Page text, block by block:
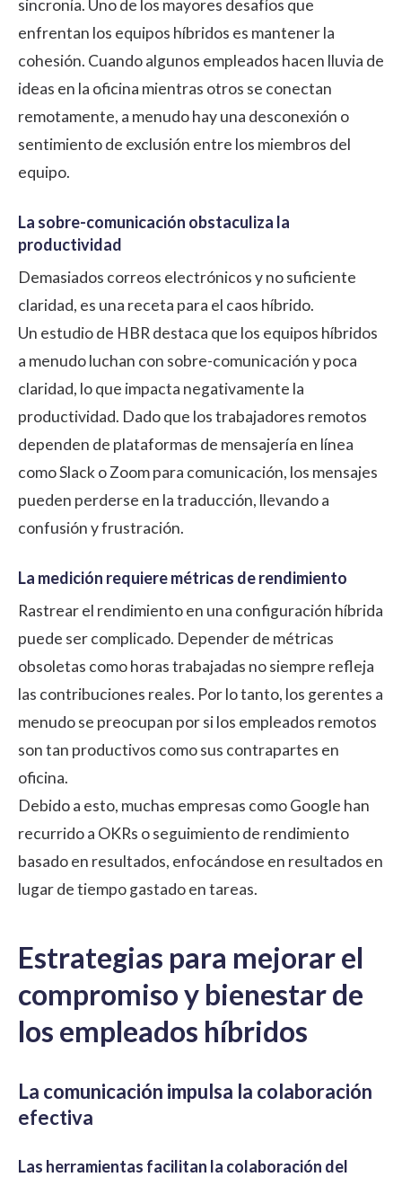
sincronía. Uno de los mayores desafíos que
enfrentan los equipos híbridos es mantener la
cohesión. Cuando algunos empleados hacen lluvia de
ideas en la oficina mientras otros se conectan
remotamente, a menudo hay una desconexión o
sentimiento de exclusión entre los miembros del
equipo.
La sobre-comunicación obstaculiza la
productividad
Demasiados correos electrónicos y no suficiente
claridad, es una receta para el caos híbrido.
Un estudio de HBR destaca que los equipos híbridos
a menudo luchan con sobre-comunicación y poca
claridad, lo que impacta negativamente la
productividad. Dado que los trabajadores remotos
dependen de plataformas de mensajería en línea
como Slack o Zoom para comunicación, los mensajes
pueden perderse en la traducción, llevando a
confusión y frustración.
La medición requiere métricas de rendimiento
Rastrear el rendimiento en una configuración híbrida
puede ser complicado. Depender de métricas
obsoletas como horas trabajadas no siempre refleja
las contribuciones reales. Por lo tanto, los gerentes a
menudo se preocupan por si los empleados remotos
son tan productivos como sus contrapartes en
oficina.
Debido a esto, muchas empresas como Google han
recurrido a OKRs o seguimiento de rendimiento
basado en resultados, enfocándose en resultados en
lugar de tiempo gastado en tareas.
Estrategias para mejorar el
compromiso y bienestar de
los empleados híbridos
La comunicación impulsa la colaboración
efectiva
Las herramientas facilitan la colaboración del